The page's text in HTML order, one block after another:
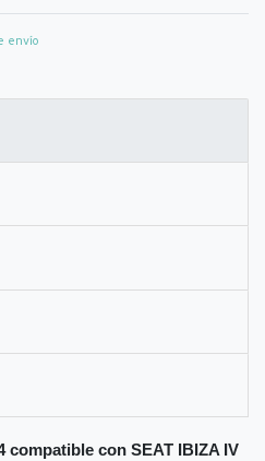
envío
compatible con SEAT IBIZA IV